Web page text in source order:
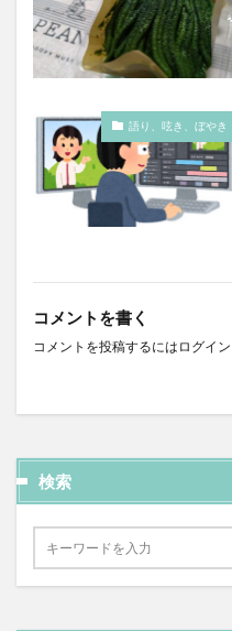
語り、呟き、ぼやき
コメントを書く
コメントを投稿するには ログイン
検索